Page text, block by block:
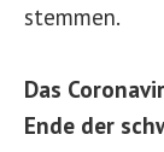
stemmen.
Das
Ende der